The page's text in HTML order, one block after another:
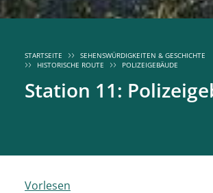
STARTSEITE
SEHENSWÜRDIGKEITEN & GESCHICHTE
HISTORISCHE ROUTE
POLIZEIGEBÄUDE
Station 11:
Vorlesen